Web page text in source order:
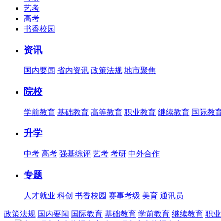
艺考
高考
书香校园
资讯
国内要闻 省内资讯 政策法规 地市聚焦
院校
学前教育 基础教育 高等教育 职业教育 继续教育 国际教
升学
中考 高考 强基综评 艺考 考研 中外合作
专题
人才就业 科创 书香校园 赛事考级 美育 通讯员
政策法规 国内要闻 国际教育 基础教育 学前教育 继续教育 职